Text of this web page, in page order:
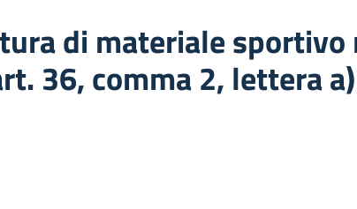
di materiale sportivo
36, comma 2, lettera